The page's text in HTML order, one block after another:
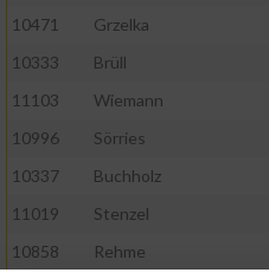
10471
Grzelka
10333
Brüll
11103
Wiemann
10996
Sörries
10337
Buchholz
11019
Stenzel
10858
Rehme